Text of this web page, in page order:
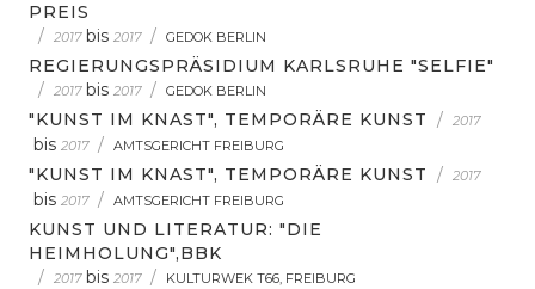
PREIS
/ 2017 bis 2017 / GEDOK BERLIN
REGIERUNGSPRÄSIDIUM KARLSRUHE "SELFIE"
/ 2017 bis 2017 / GEDOK BERLIN
"KUNST IM KNAST", TEMPORÄRE KUNST / 2017
bis 2017 / AMTSGERICHT FREIBURG
"KUNST IM KNAST", TEMPORÄRE KUNST / 2017
bis 2017 / AMTSGERICHT FREIBURG
KUNST UND LITERATUR: "DIE
HEIMHOLUNG",BBK
/ 2017 bis 2017 / KULTURWEK T66, FREIBURG